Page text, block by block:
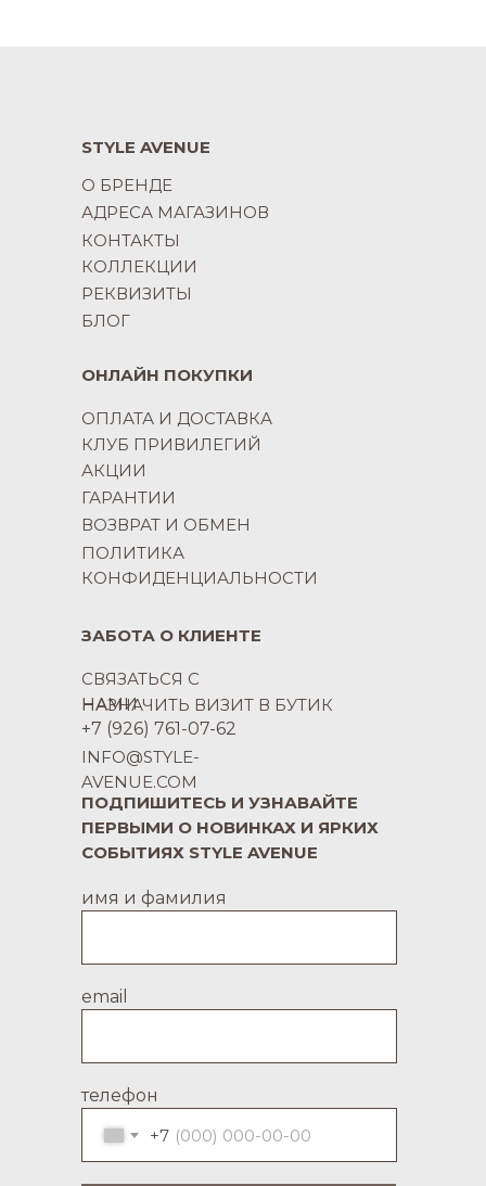
STYLE AVENUE
О БРЕНДЕ
АДРЕСА МАГАЗИНОВ
КОНТАКТЫ
КОЛЛЕКЦИИ
ОНЛАЙН ПОКУПКИ
ОПЛАТА И ДОСТАВКА
ВОЗВРАТ И ОБМЕН
КЛУБ ПРИВИЛЕГИЙ
АКЦИИ
ГАРАНТИИ
ЗАБОТА О КЛИЕНТЕ
СВЯЗАТЬСЯ С
НАМИ
НАЗНАЧИТЬ ВИЗИТ В БУТИК
ПОЛИТИКА
КОНФИДЕНЦИАЛЬНОСТИ
+7 (926) 761-07-62
INFO@STYLE-
AVENUE.COM
РЕКВИЗИТЫ
имя и фамилия
email
телефон
+7
ПОДПИШИТЕСЬ И УЗНАВАЙТЕ
ПЕРВЫМИ О НОВИНКАХ И ЯРКИХ
СОБЫТИЯХ STYLE AVENUE
БЛОГ